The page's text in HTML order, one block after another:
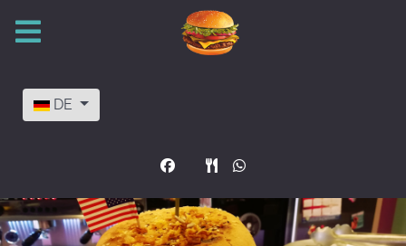
Sprache auswählen
DE